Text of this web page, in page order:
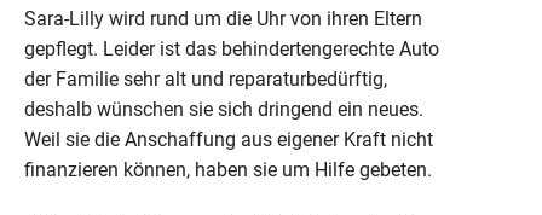
Sara-Lilly wird rund um die Uhr von ihren Eltern
gepflegt. Leider ist das behindertengerechte Auto
der Familie sehr alt und reparaturbedürftig,
deshalb wünschen sie sich dringend ein neues.
Weil sie die Anschaffung aus eigener Kraft nicht
finanzieren können, haben sie um Hilfe gebeten.